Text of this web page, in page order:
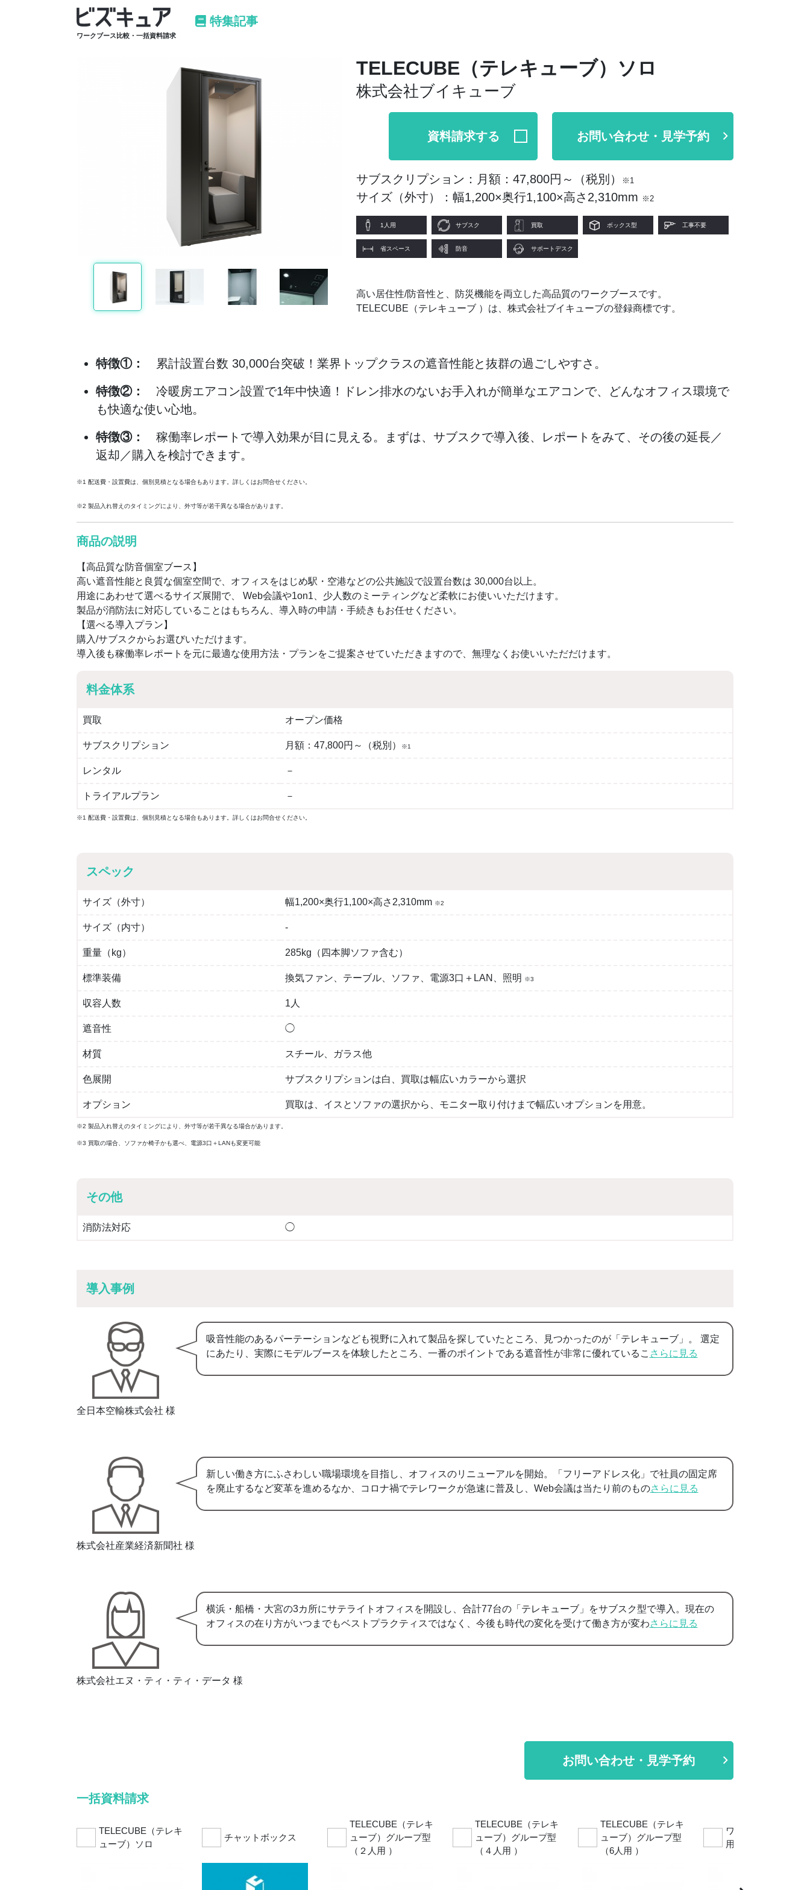
ワークブース比較・一括資料請求
特集記事
TELECUBE（テレキューブ）ソロ
株式会社ブイキューブ
資料請求する お問い合わせ・見学予約
サブスクリプション：月額：47,800円～（税別） ※1
サイズ（外寸）：幅1,200×奥行1,100×高さ2,310mm ※2
1人用 サブスク 買取 ボックス型 工事不要
省スペース 防音 サポートデスク
高い居住性/防音性と、防災機能を両立した高品質のワークブースです。
TELECUBE（テレキューブ ）は、株式会社ブイキューブの登録商標です。
特徴①： 累計設置台数 30,000台突破！業界トップクラスの遮音性能と抜群の過ごしやすさ。
特徴②：
冷暖房エアコン設置で1年中快適！ドレン排水のないお手入れが簡単なエアコンで、どんなオフィス環境で
も快適な使い心地。
特徴③：
稼働率レポートで導入効果が目に見える。まずは、サブスクで導入後、レポートをみて、その後の延長／
返却／購入を検討できます。
※1 配送費・設置費は、個別見積となる場合もあります。詳しくはお問合せください。
※2 製品入れ替えのタイミングにより、外寸等が若干異なる場合があります。
商品の説明
【高品質な防音個室ブース】
高い遮音性能と良質な個室空間で、オフィスをはじめ駅・空港などの公共施設で設置台数は 30,000台以上。
用途にあわせて選べるサイズ展開で、 Web会議や1on1、少人数のミーティングなど柔軟にお使いいただけます。
製品が消防法に対応していることはもちろん、導入時の申請・手続きもお任せください。
【選べる導入プラン】
購入/サブスクからお選びいただけます。
導入後も稼働率レポートを元に最適な使用方法・プランをご提案させていただきますので、無理なくお使いいただだけます。
料金体系
買取 オープン価格
サブスクリプション 月額：47,800円～（税別） ※1
レンタル －
トライアルプラン －
※1 配送費・設置費は、個別見積となる場合もあります。詳しくはお問合せください。
スペック
サイズ（外寸） 幅1,200×奥行1,100×高さ2,310mm ※2
サイズ（内寸） -
重量（kg） 285kg（四本脚ソファ含む）
標準装備 換気ファン、テーブル、ソファ、電源3口＋LAN、照明 ※3
収容人数 1人
遮音性 ◯
材質 スチール、ガラス他
色展開 サブスクリプションは白、買取は幅広いカラーから選択
オプション 買取は、イスとソファの選択から、モニター取り付けまで幅広いオプションを用意。
※2 製品入れ替えのタイミングにより、外寸等が若干異なる場合があります。
※3 買取の場合、ソファか椅子かも選べ、電源3口＋LANも変更可能
その他
消防法対応 ◯
導入事例
吸音性能のあるパーテーションなども視野に入れて製品を探していたところ、見つかったのが「テレキューブ」。 選定
にあたり、実際にモデルブースを体験したところ、一番のポイントである遮音性が非常に優れているこ さらに見る
全日本空輸株式会社 様
新しい働き方にふさわしい職場環境を目指し、オフィスのリニューアルを開始。「フリーアドレス化」で社員の固定席
を廃止するなど変革を進めるなか、コロナ禍でテレワークが急速に普及し、Web会議は当たり前のものさらに見る
株式会社産業経済新聞社 様
横浜・船橋・大宮の3カ所にサテライトオフィスを開設し、合計77台の「テレキューブ」をサブスク型で導入。現在の
オフィスの在り方がいつまでもベストプラクティスではなく、今後も時代の変化を受けて働き方が変わさらに見る
株式会社エヌ・ティ・ティ・データ 様
お問い合わせ・見学予約
一括資料請求
TELECUBE（テレキ
ューブ）ソロ
チャットボックス
TELECUBE（テレキ
ューブ）グループ型
（２人用 ）
TELECUBE（テレキ
ューブ）グループ型
（４人用 ）
TELECUBE（テレキ
ューブ）グループ型
（6人用 ）
ワークポッド （1人
用）